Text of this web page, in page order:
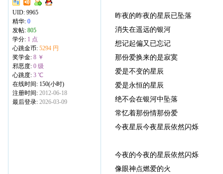
UID: 9965
精华: 0
发帖: 805
学分: 1 点
心跳金币: 5294 円
奖学金: 8 ￥
邪恶度: 0 级
心跳度: 3 ℃
在线时间: 150(小时)
注册时间: 2012-06-18
最后登录: 2026-03-09
昨夜的昨夜的星辰已坠落
消失在遥远的银河
想记起偏又已忘记
那份爱换来的是寂寞
爱是不变的星辰
爱是永恒的星辰
绝不会在银河中坠落
常忆着那份情那份爱
今夜星辰今夜星辰依然闪烁
今夜的今夜的星辰依然闪烁
像眼神点燃爱的火